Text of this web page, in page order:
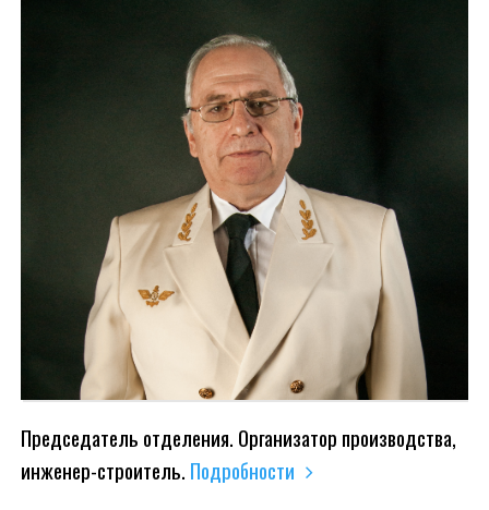
Председатель отделения. Организатор производства,
инженер-строитель. Подробности